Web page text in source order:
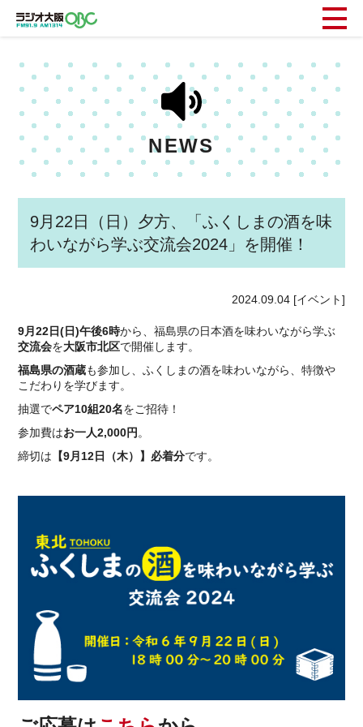
NEWS
9月22日（日）夕方、「ふくしまの酒を味
わいながら学ぶ交流会2024」を開催！
2024.09.04[イベント]
9月22日(日)午後6時から、福島県の日本酒を味わいながら学ぶ
交流会を大阪市北区で開催します。
福島県の酒蔵も参加し、ふくしまの酒を味わいながら、特徴や
こだわりを学びます。
抽選でペア10組20名をご招待！
参加費はお一人2,000円 。
締切は 【9月12日（木）】必着分です。